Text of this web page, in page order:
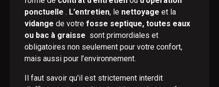
ponctuelle . L’entretien, le nettoyage et la
vidange de votre fosse septique, toutes eaux
ou bac à graisse sont primordiales et
obligatoires non seulement pour votre confort,
mais aussi pour l’environnement.
Il faut savoir qu'il est strictement interdit